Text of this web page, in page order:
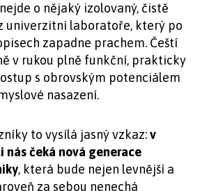
o nějaký izolovaný, čistě
univerzitní laboratoře, který po
zapadne prachem. Čeští
v rukou plně funkční, prakticky
s obrovským potenciálem
nasazení.
to vysílá jasný vzkaz:v
nás čeká nová generace
, která bude nejen levnější a
za sebou nenechá